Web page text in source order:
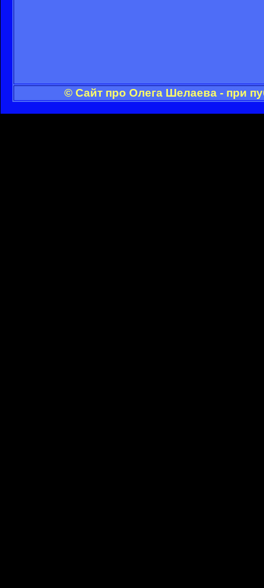
© Сайт про Олега Шелаева - при